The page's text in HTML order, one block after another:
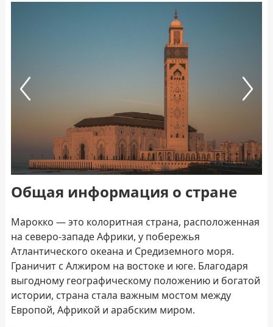
Previous Next
Общая информация о стране
Марокко — это колоритная страна, расположенная
на северо-западе Африки, у побережья
Атлантического океана и Средиземного моря.
Граничит с Алжиром на востоке и юге. Благодаря
выгодному географическому положению и богатой
истории, страна стала важным мостом между
Европой, Африкой и арабским миром.